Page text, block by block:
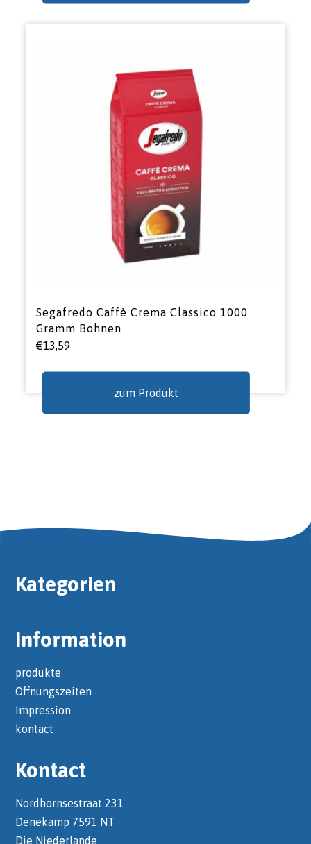
Segafredo Caffè Crema Classico 1000
Gramm Bohnen
€13,59
zum Produkt
Kategorien
Information
produkte
Öffnungszeiten
Impression
kontact
Kontact
Nordhornsestraat 231
Denekamp 7591 NT
Die Niederlande